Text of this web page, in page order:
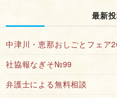
最新
中津川・恵那おしごとフェア
社協報なぎそ№99
弁護士による無料相談